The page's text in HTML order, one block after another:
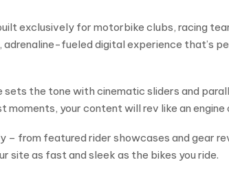
exclusively for motorbike clubs, racing
adrenaline-fueled digital experience that’s
sets the tone with cinematic sliders and
moments, your content will rev like an
– from featured rider showcases and gear
site as fast and sleek as the bikes you ride.